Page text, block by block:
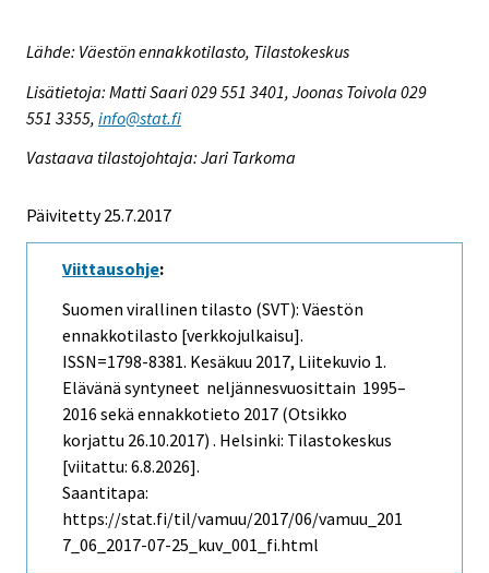
Lähde: Väestön ennakkotilasto, Tilastokeskus
Lisätietoja: Matti Saari 029 551 3401, Joonas Toivola 029
551 3355, info@stat.fi
Vastaava tilastojohtaja: Jari Tarkoma
Päivitetty 25.7.2017
Viittausohje:
Suomen virallinen tilasto (SVT): Väestön
ennakkotilasto [verkkojulkaisu].
ISSN=1798-8381. Kesäkuu 2017, Liitekuvio 1.
Elävänä syntyneet neljännesvuosittain 1995–
2016 sekä ennakkotieto 2017 (Otsikko
korjattu 26.10.2017) . Helsinki: Tilastokeskus
[viitattu: 6.8.2026].
Saantitapa:
https://stat.fi/til/vamuu/2017/06/vamuu_201
7_06_2017-07-25_kuv_001_fi.html